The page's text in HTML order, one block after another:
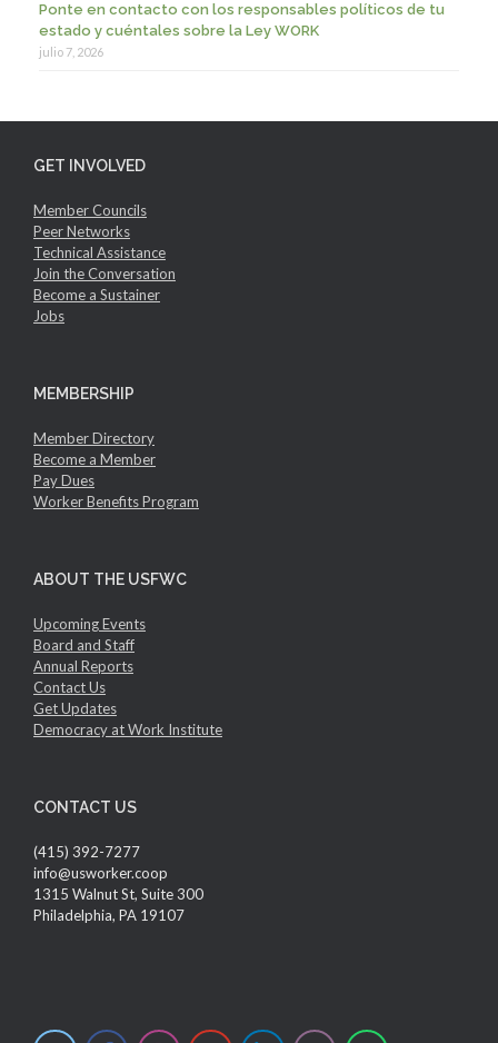
Ponte en contacto con los responsables políticos de tu
estado y cuéntales sobre la Ley WORK
julio 7, 2026
GET INVOLVED
Member Councils
Peer Networks
Technical Assistance
Join the Conversation
Become a Sustainer
Jobs
MEMBERSHIP
Member Directory
Become a Member
Pay Dues
Worker Benefits Program
ABOUT THE USFWC
Upcoming Events
Board and Staff
Annual Reports
Contact Us
Get Updates
Democracy at Work Institute
CONTACT US
(415) 392-7277
info@usworker.coop
1315 Walnut St, Suite 300
Philadelphia, PA 19107